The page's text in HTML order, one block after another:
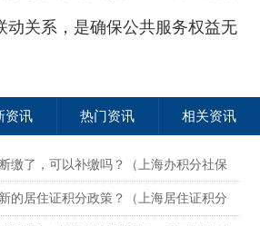
动关系，是确保公共服务权益无
资讯 热门资讯 相关资讯
缴了，可以补缴吗？（上海办积分社保
的居住证积分政策？（上海居住证积分